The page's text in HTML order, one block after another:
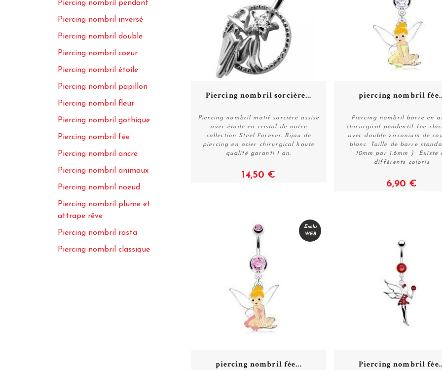
Piercing nombril pendant
Piercing nombril inversé
Piercing nombril double
Piercing nombril coeur
Piercing nombril étoile
Piercing nombril papillon
Piercing nombril fleur
Piercing nombril gothique
Piercing nombril fée
Piercing nombril ancre
Piercing nombril animaux
Piercing nombril noeud
Piercing nombril plume et
attrape rêve
Piercing nombril rasta
Piercing nombril classique
Voir
Piercing nombril sorcière...
Piercing nombril motif sorcière assise
avec étoile en cristal de notre
collection Steel Forever. Bijou de
piercing en acier chirurgical haute
qualité garanti 1 an.
14,50 €
Voir
piercing nombril
Piercing nombril barre en
chirurgical pendentif fée
avec double zirconium de
blanc. Taille de barre
10mm par 1.6mm ) Existe
différents coloris
6,90 €
Exclu
WEB
piercing nombril fée... Piercing nombril